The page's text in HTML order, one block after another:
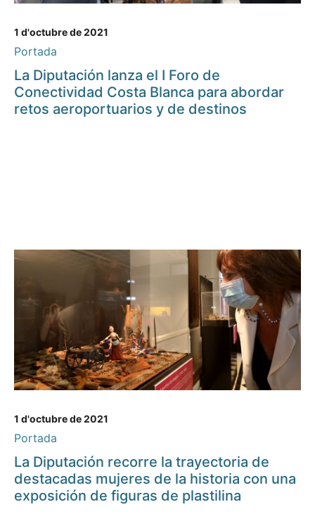
1 d'octubre de 2021
Portada
La Diputación lanza el I Foro de
Conectividad Costa Blanca para abordar
retos aeroportuarios y de destinos
1 d'octubre de 2021
Portada
La Diputación recorre la trayectoria de
destacadas mujeres de la historia con una
exposición de figuras de plastilina